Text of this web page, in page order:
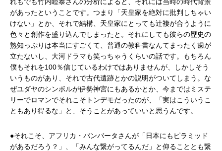
があったということです。つまり「天皇家を絶対に批判しちゃい
けない」とか、それで結構、天皇家にとっても辻褄が合うように
色々と創作を盛り込んでしまったと。それにしても彼らの歴史の
熟知っぷりは本当にすごくて、普通の教科書なんてまったく歯が
立たないし、大河ドラマも笑っちゃうくらいの話です。もちろん
僕もそれを100％信じているわけではありませんが、しかしそう
いうものがあり、それで古代遺跡とかの説明がついてしまう。な
ぜユダヤのシンボルが伊勢神宮にもあるかとか、今まではミステ
リーでロマンでそれこそトンデモだったのが、「実はこういうこ
ともあり得るな」と、そうことがあっていいと思うんです。
●それこそ、アフリカ・バンバータさんが「日本にもピラミッド
があるだろう？」、「みんな繋がってるんだ」と仰ることとも繋